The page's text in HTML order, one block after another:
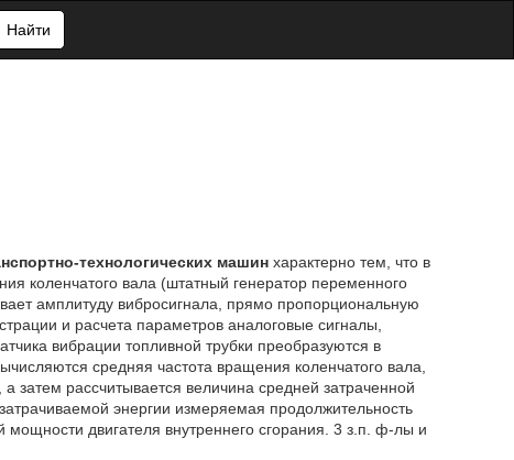
Найти
технологических машинхарактерно тем, что в
коленчатого вала (штатный генератор переменного
амплитуду вибросигнала, прямо пропорциональную
и расчета параметров аналоговые сигналы,
вибрации топливной трубки преобразуются в
средняя частота вращения коленчатого вала,
рассчитывается величина средней затраченной
энергии измеряемая продолжительность
двигателя внутреннего сгорания. 3 з.п. ф-лы и